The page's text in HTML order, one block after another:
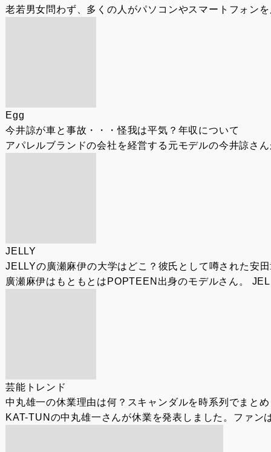
老若男女問わず、多くの人がパソコンやスマートフォン
Egg
今井諒が車と事故・・・怪我は平気？年収について
アパレルブランドの会社を経営する元モデルの今井諒さ
JELLY
JELLYの廣瀬麻伊の大学はどこ？彼氏として噂された安
廣瀬麻伊はもともとはPOPTEEN出身のモデルさん。
芸能トレンド
中丸雄一の休業理由は何？スキャンダルを時系列でまと
KAT-TUNの中丸雄一さんが休業を発表しました。ファ